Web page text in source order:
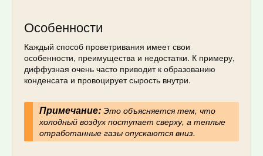
Особенности
Каждый способ проветривания имеет свои
особенности, преимущества и недостатки. К примеру,
диффузная очень часто приводит к образованию
конденсата и провоцирует сырость внутри.
Примечание:Это объясняется тем, что
холодный воздух поступает сверху, а теплые
отработанные газы опускаются вниз.